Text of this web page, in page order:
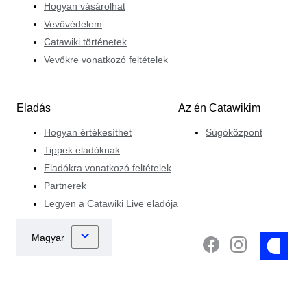
Hogyan vásárolhat
Vevővédelem
Catawiki történetek
Vevőkre vonatkozó feltételek
Eladás
Hogyan értékesíthet
Tippek eladóknak
Eladókra vonatkozó feltételek
Partnerek
Legyen a Catawiki Live eladója
Az én Catawikim
Súgóközpont